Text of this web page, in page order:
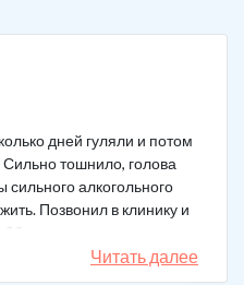
дней гуляли и потом
Сильно тошнило, голова
алкогольного
Позвонил в клинику и
минут приехал
капельницу. Сразу
Читать далее